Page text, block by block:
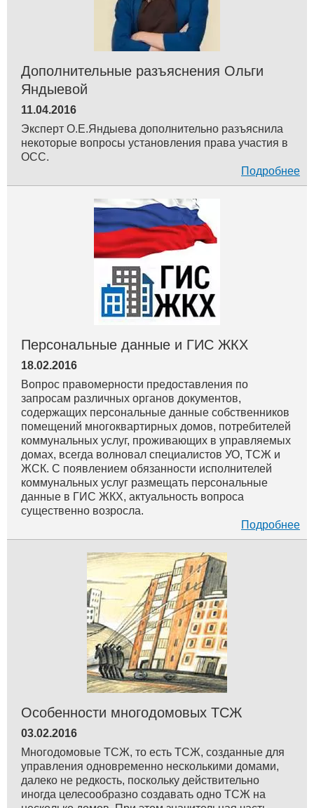
Дополнительные разъяснения Ольги
Яндыевой
11.04.2016
Эксперт О.Е.Яндыева дополнительно разъяснила
некоторые вопросы установления права участия в
ОСС.
Подробнее
Персональные данные и ГИС ЖКХ
18.02.2016
Вопрос правомерности предоставления по
запросам различных органов документов,
содержащих персональные данные собственников
помещений многоквартирных домов, потребителей
коммунальных услуг, проживающих в управляемых
домах, всегда волновал специалистов УО, ТСЖ и
ЖСК. С появлением обязанности исполнителей
коммунальных услуг размещать персональные
данные в ГИС ЖКХ, актуальность вопроса
существенно возросла.
Подробнее
Особенности многодомовых ТСЖ
03.02.2016
Многодомовые ТСЖ, то есть ТСЖ, созданные для
управления одновременно несколькими домами,
далеко не редкость, поскольку действительно
иногда целесообразно создавать одно ТСЖ на